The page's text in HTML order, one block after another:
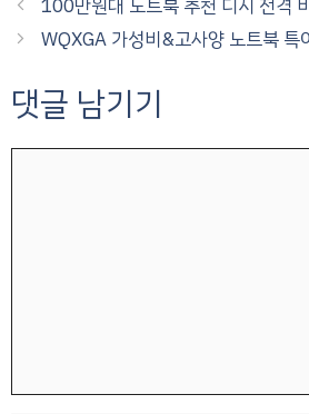
100만원대 노트북 추천 디시 전격
WQXGA 가성비&고사양 노트북 특
댓글 남기기